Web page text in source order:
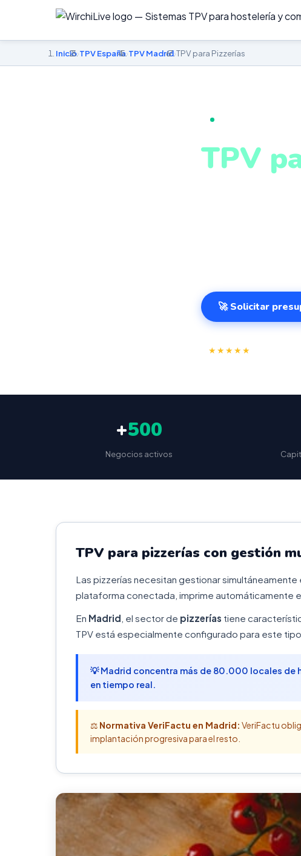
Inicio›TPV España›TPV Madrid›TPV para Pizzerías
TPV
🚀 Solicitar
★★★★★
+500
Negocios activos
TPV para pizzerías con gestión
Las pizzerías necesitan gestionar
plataforma conectada, imprime automáticamente
En Madrid , el sector de pizzerías tiene
TPV está especialmente configurado para este
💡 Madrid concentra más de 80.000 locales
en tiempo real.
⚖️ Normativa VeriFactu en Madrid: VeriFactu
implantación progresiva para el resto.